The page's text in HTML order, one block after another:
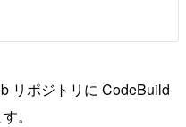
リポジトリに CodeBuild
。